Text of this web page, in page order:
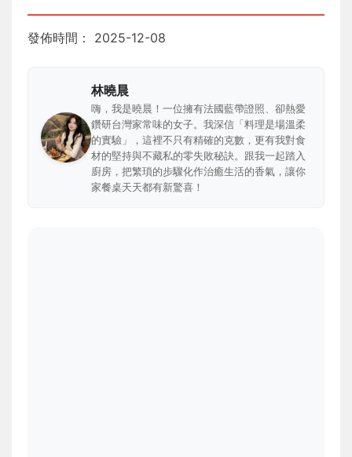
發佈時間： 2025-12-08
林曉晨
嗨，我是曉晨！一位擁有法國藍帶證照、卻熱愛
鑽研台灣家常味的女子。我深信「料理是場溫柔
的實驗」，這裡不只有精確的克數，更有我對食
材的堅持與不藏私的零失敗秘訣。跟我一起踏入
廚房，把繁瑣的步驟化作治癒生活的香氣，讓你
家餐桌天天都有新驚喜！